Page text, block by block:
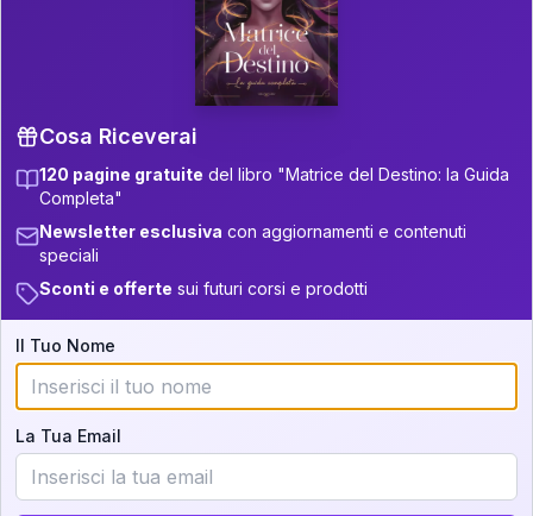
P.S. Interpretazione parziale
gratuita
Scorri più in basso per vedere
un'interpretazione parziale gratuita della tua
Iscriviti alla newsletter per ricevere
aggiornamenti quando sarà disponibile.
Cosa scoprirete nella vostra
interpretazione:
💕 Come rafforzare la vostra unione
Cosa Riceverai
120 pagine gratuite del libro "Matrice del Destino: la Guida
Completa"
Newsletter esclusiva con aggiornamenti e contenuti
speciali
Sconti e offerte sui futuri corsi e prodotti
Il Tuo Nome
La Tua Email